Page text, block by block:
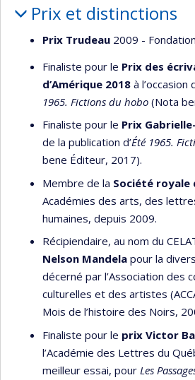
Prix et distinctions
Prix Trudeau 2009 -
Finaliste pour le Prix des
d’Amérique 2018 à l’occasion
1965. Fictions du hobo (Nota
Finaliste pour le Prix
de la publication d’Été 1965.
bene Éditeur, 2017).
Membre de la Société royale
Académies des arts, des
humaines, depuis 2009.
Récipiendaire, au nom du
Nelson Mandela pour la
décerné par l’Association des
culturelles et des artistes
Mois de l’histoire des Noirs,
Finaliste pour le prix Victor
l’Académie des Lettres du
meilleur essai, pour Les